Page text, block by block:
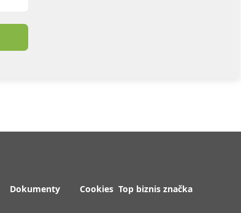
Dokumenty Cookies Top biznis značka